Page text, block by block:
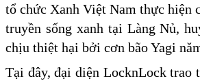
tổ chức Xanh Việt Nam thực hiện
truyền sống xanh tại Làng Nủ,
chịu thiệt hại bởi cơn bão Yagi
Tại đây, đại diện LocknLock trao